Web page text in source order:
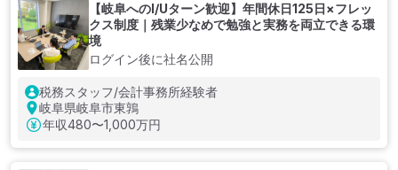
【岐阜へのI/Uターン歓迎】年間休日125日×フレッ
クス制度｜残業少なめで勉強と実務を両立できる環
境
ログイン後に社名公開
税務スタッフ/会計事務所経験者
岐阜県岐阜市東鶉
年収480〜1,000万円